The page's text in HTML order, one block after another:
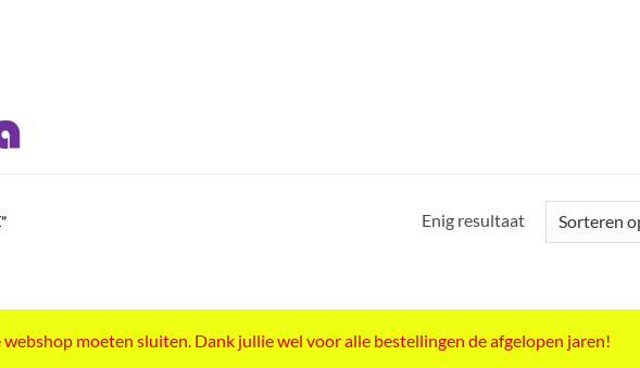
Enig resultaat
moeten sluiten. Dank jullie wel voor alle bestellingen de afgelopen jaren!